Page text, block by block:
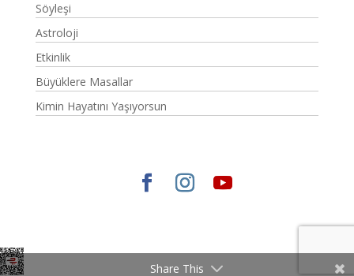
Söyleşi
Astroloji
Etkinlik
Büyüklere Masallar
Kimin Hayatını Yaşıyorsun
Share This